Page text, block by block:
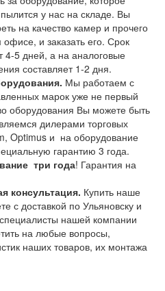
у нас на складе. Вы
на качество камер и прочего
и заказать его. Срок
4-5 дней, а на аналоговые
составляет 1-2 дня.
Мы работаем с
марок уже не первый
оборудования Вы можете быть
дилерами торговых
Optimus и на оборудование
гарантию 3 года.
три года! Гарантия на
консультация. Купить наше
с доставкой по Ульяновску и
нашей компании
на любые вопросы,
наших товаров, их монтажа